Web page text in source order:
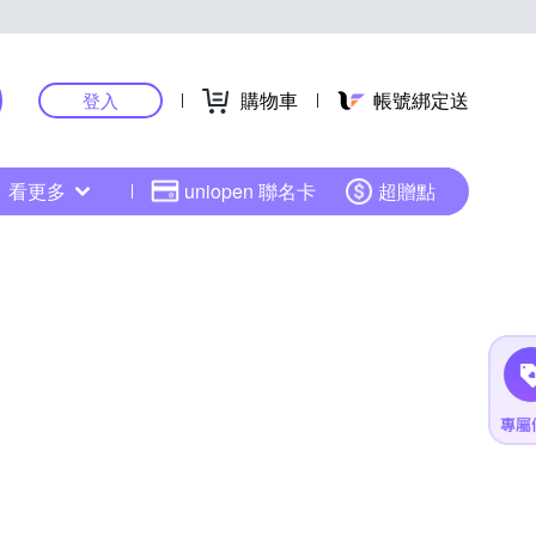
登入 購物車 帳號綁定送
看更多 uniopen 聯名卡 超贈點